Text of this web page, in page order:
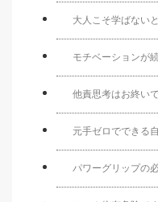
大人こそ学ばない
モチベーションが
他責思考はお終い
元手ゼロでできる
パワーグリップの